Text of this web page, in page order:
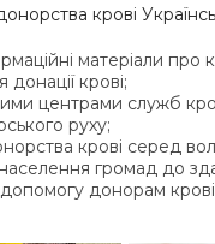
крові
матеріали про
донації крові;
центрами служб
руху;
крові серед
громад до
донорам